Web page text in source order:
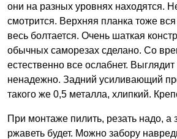
они на разных уровнях находятся.
смотрится. Верхняя планка тоже
весь болтается. Очень шаткая
обычных саморезах сделано. Со
естественно все ослабнет.
ненадежно. Задний усиливающий
такого же 0,5 металла, хлипкий.
При монтаже пилить, резать надо, а
ржаветь будет. Можно забору